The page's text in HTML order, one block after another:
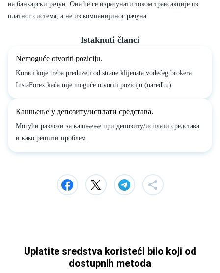
на банкарски рачун. Она ће се израчунати током трансакције из
платног система, а не из компанијиног рачуна.
Istaknuti članci
Nemoguće otvoriti poziciju.
Koraci koje treba preduzeti od strane klijenata vodećeg brokera
InstaForex kada nije moguće otvoriti poziciju (naredbu).
Кашњење у депозиту/исплати средстава.
Могући разлози за кашњење при депозиту/исплати средстава
и како решити проблем.
Uplatite sredstva koristeći bilo koji od
dostupnih metoda